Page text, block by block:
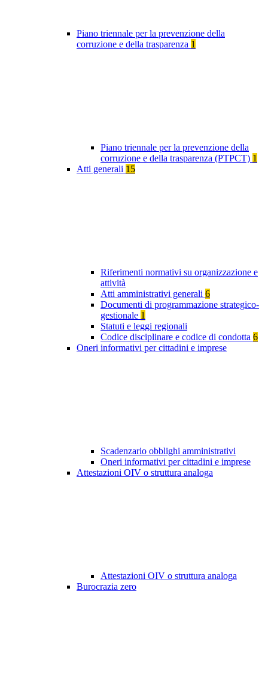
Piano triennale per la prevenzione della
corruzione e della trasparenza 1
Piano triennale per la prevenzione della
corruzione e della trasparenza (PTPCT) 1
Atti generali 15
Riferimenti normativi su organizzazione e
attività
Atti amministrativi generali 6
Documenti di programmazione strategico-
gestionale 1
Statuti e leggi regionali
Codice disciplinare e codice di condotta 6
Oneri informativi per cittadini e imprese
Scadenzario obblighi amministrativi
Oneri informativi per cittadini e imprese
Attestazioni OIV o struttura analoga
Attestazioni OIV o struttura analoga
Burocrazia zero